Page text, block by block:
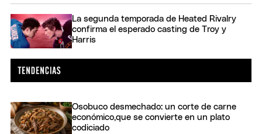
La segunda temporada de Heated Rivalry
confirma el esperado casting de Troy y
Harris
Osobuco desmechado: un corte de carne
económico,que se convierte en un plato
codiciado